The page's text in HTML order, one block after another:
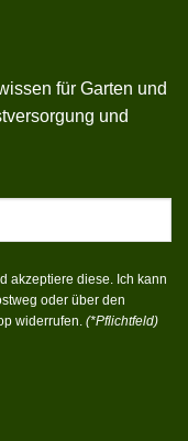
für Garten und
und
akzeptiere diese. Ich kann
oder über den
widerrufen. (*Pflichtfeld)